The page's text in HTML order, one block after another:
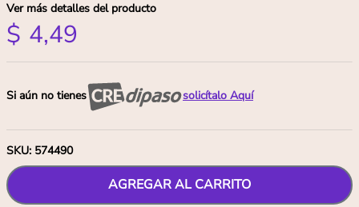
Ver más detalles del producto
$ 4,49
Si aún no tienes solicítalo Aquí
SKU: 574490
AGREGAR AL CARRITO